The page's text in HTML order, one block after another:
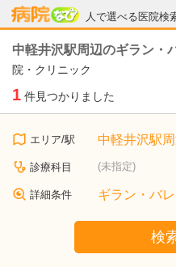
人で選べる医院検
病院なび
中軽井沢駅周辺のギラン・
院・クリニック
1 件見つかりました
エリア/駅 中軽井沢駅周
診療科目 (未指定)
詳細条件 ギラン・バ
検